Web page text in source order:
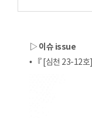
▷ 이슈 issue
• 『 [심천 23-12호